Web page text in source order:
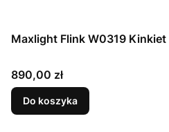
Cena
890,00 zł
Do koszyka